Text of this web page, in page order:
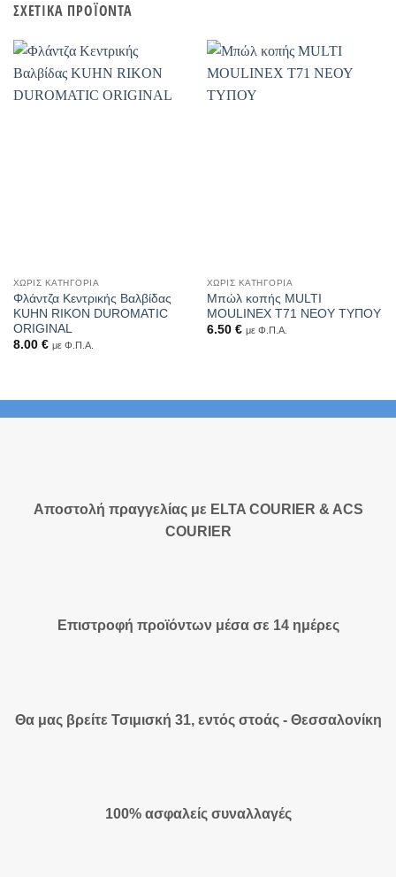
ΣΧΕΤΙΚΆ ΠΡΟΪΌΝΤΑ
ΧΩΡΊΣ ΚΑΤΗΓΟΡΊΑ
Φλάντζα Κεντρικής Βαλβίδας
KUHN RIKON DUROMATIC
ORIGINAL
8.00 € με Φ.Π.Α.
ΧΩΡΊΣ ΚΑΤΗΓΟΡΊΑ
Μπώλ κοπής MULTI
MOULINEX Τ71 ΝΕΟΥ ΤΥΠΟΥ
6.50 € με Φ.Π.Α.
Αποστολή πραγγελίας με ELTA COURIER & ACS
COURIER
Επιστροφή προϊόντων μέσα σε 14 ημέρες
Θα μας βρείτε Τσιμισκή 31, εντός στοάς - Θεσσαλονίκη
100% ασφαλείς συναλλαγές